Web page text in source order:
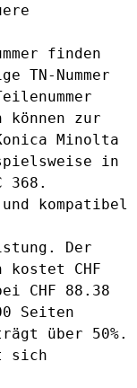
finden
TN-Nummer
können zur
Minolta
in
368.
kompatibel
Der
kostet CHF
CHF 88.38
Seiten
über 50%.
sich